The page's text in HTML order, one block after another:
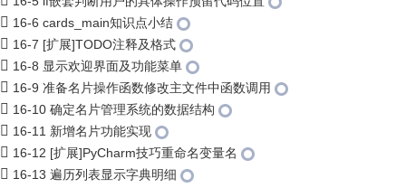
16-6 cards_main知识点小结
16-7 [扩展]TODO注释及格式
16-8 显示欢迎界面及功能菜单
16-9 准备名片操作函数修改主文件中函数调用
16-10 确定名片管理系统的数据结构
16-11 新增名片功能实现
16-12 [扩展]PyCharm技巧重命名变量名
16-13 遍历列表显示字典明细